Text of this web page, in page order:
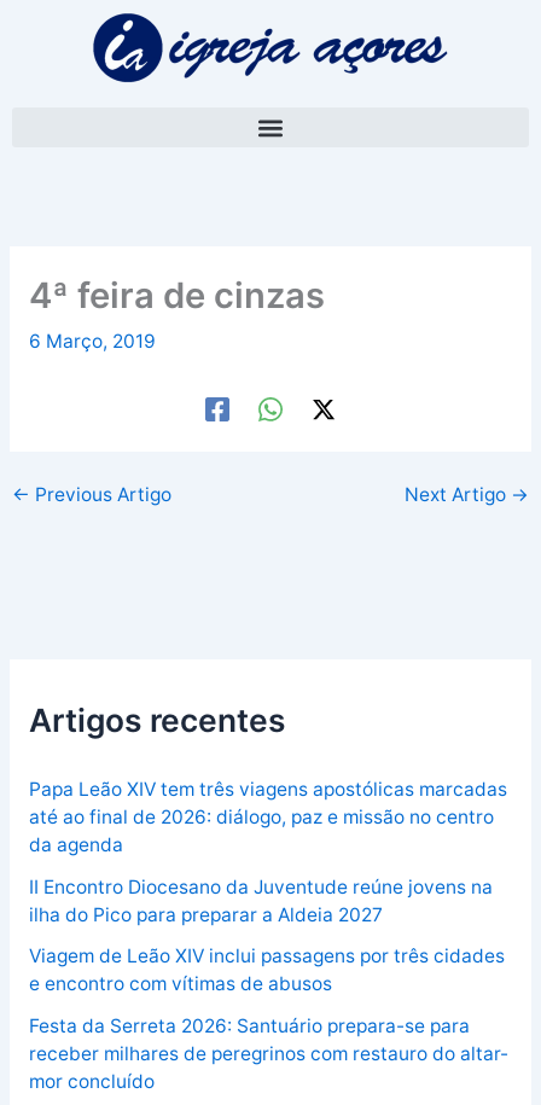
4ª feira de cinzas
6 Março, 2019
← Previous Artigo Next Artigo →
Artigos recentes
Papa Leão XIV tem três viagens apostólicas marcadas
até ao final de 2026: diálogo, paz e missão no centro
da agenda
II Encontro Diocesano da Juventude reúne jovens na
ilha do Pico para preparar a Aldeia 2027
Viagem de Leão XIV inclui passagens por três cidades
e encontro com vítimas de abusos
Festa da Serreta 2026: Santuário prepara-se para
receber milhares de peregrinos com restauro do altar-
mor concluído